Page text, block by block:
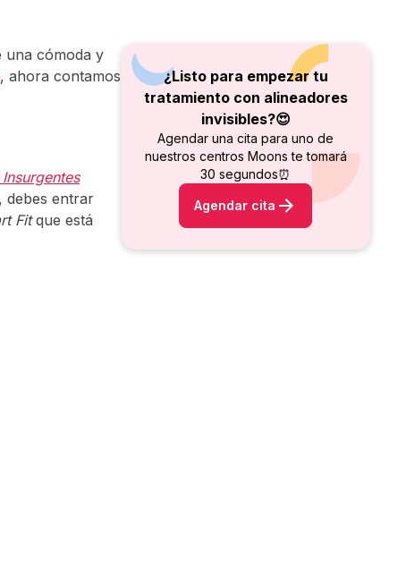
una cómoda y
, ahora contamos
debes entrar
Fitque está
¿Listo para empezar tu
tratamiento con alineadores
invisibles?😍
Agendar una cita para uno de
nuestros centros Moons te tomará
30 segundos⏰
Agendar cita